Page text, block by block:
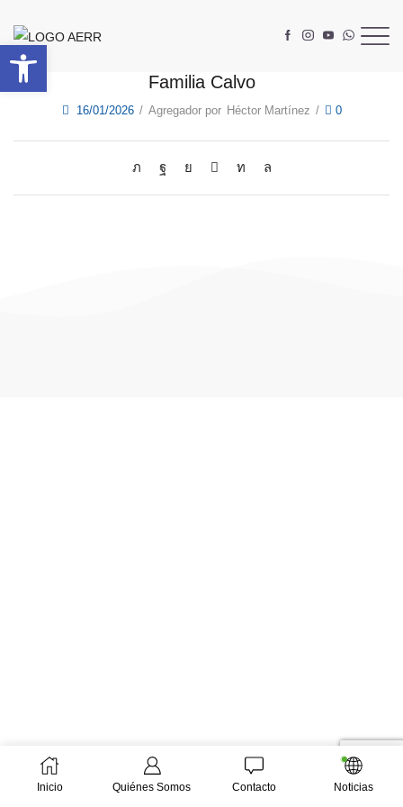
Familia Calvo
16/01/2026 / Agregador por Héctor Martínez / 0
Inicio Quiénes Somos Contacto Noticias
Abrir barra de herramientas